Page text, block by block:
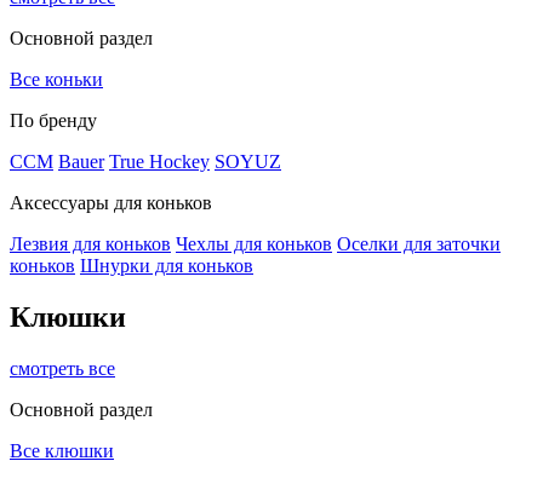
Основной раздел
Все коньки
По бренду
ССМ Bauer True Hockey SOYUZ
Аксессуары для коньков
Лезвия для коньков Чехлы для коньков Оселки для заточки
коньков Шнурки для коньков
Клюшки
смотреть все
Основной раздел
Все клюшки